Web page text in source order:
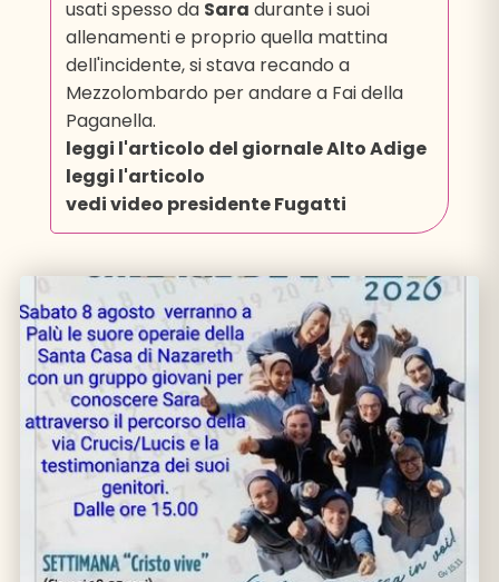
usati spesso da Sara durante i suoi
allenamenti e proprio quella mattina
dell'incidente, si stava recando a
Mezzolombardo per andare a Fai della
Paganella.
leggi l'articolo del giornale Alto Adige
leggi l'articolo
vedi video presidente Fugatti